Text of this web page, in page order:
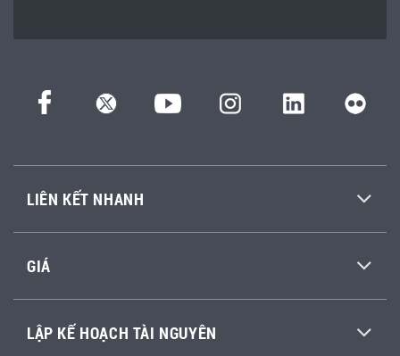
LIÊN KẾT NHANH
GIÁ
LẬP KẾ HOẠCH TÀI NGUYÊN